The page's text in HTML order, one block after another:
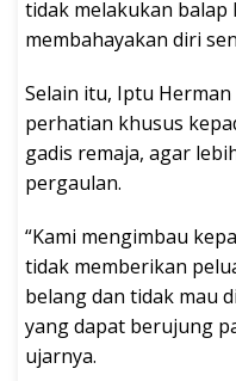
tidak melakukan balap
membahayakan diri
Selain itu, Iptu
perhatian khusus
gadis remaja, agar
pergaulan.
“Kami mengimbau
tidak memberikan
belang dan tidak mau
yang dapat berujung
ujarnya.